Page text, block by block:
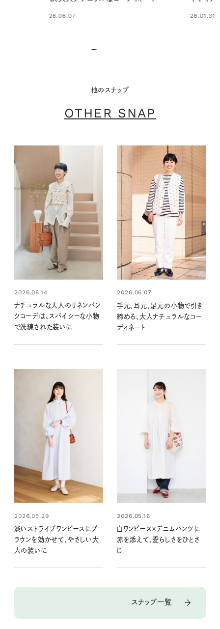
26.01.31 26.01.17
他のスナップ
OTHER SNAP
2026.06.14
ナチュラルな大人のリネンパン
ツコーデは、スパイシーな小物
で洗練された装いに
2026.06.07
手元、耳元、足元の小物で引き
締める、大人ナチュラルなコー
ディネート
2026.05.29
淡いストライプワンピースにブ
ラウンを効かせて、やさしい大
人の装いに
2026.05.16
白ワンピース×デニムパンツに
赤を添えて、愛らしさをひとさ
じ
スナップ一覧